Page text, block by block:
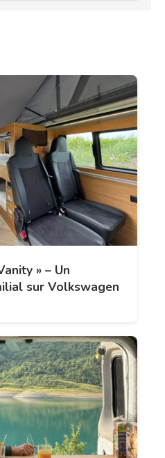
» – Un
sur Volkswagen